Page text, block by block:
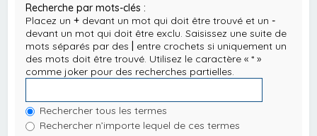
Recherche par mots-clés :
Placez un+ devant un mot qui doit être trouvé et un-
devant un mot qui doit être exclu. Saisissez une suite de
mots séparés par des
entre crochets si uniquement un
des mots doit être trouvé. Utilisez le caractère « * »
comme joker pour des recherches partielles.
Rechercher tous les termes
Rechercher n’importe lequel de ces termes